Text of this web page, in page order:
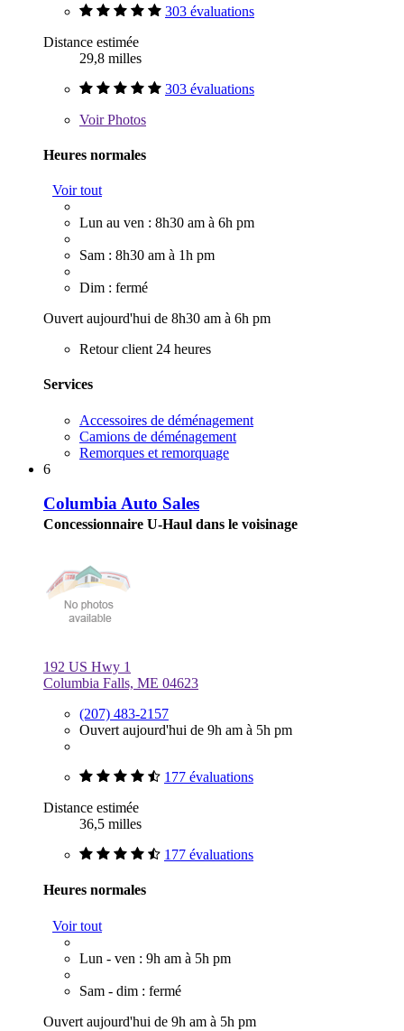
303 évaluations
Distance estimée
29,8 milles
303 évaluations
VoirPhotos
Heures normales
Voir tout
Lun au ven : 8h30 am à 6h pm
Sam : 8h30 am à 1h pm
Dim : fermé
Ouvert aujourd'hui de 8h30 am à 6h pm
Retour client 24 heures
Services
Accessoires de déménagement
Camions de déménagement
Remorques et remorquage
6
Columbia Auto Sales
Concessionnaire U-Haul dans le voisinage
192 US Hwy 1
Columbia Falls, ME 04623
(207) 483-2157
Ouvert aujourd'hui de 9h am à 5h pm
177 évaluations
Distance estimée
36,5 milles
177 évaluations
Heures normales
Voir tout
Lun - ven : 9h am à 5h pm
Sam - dim : fermé
Ouvert aujourd'hui de 9h am à 5h pm